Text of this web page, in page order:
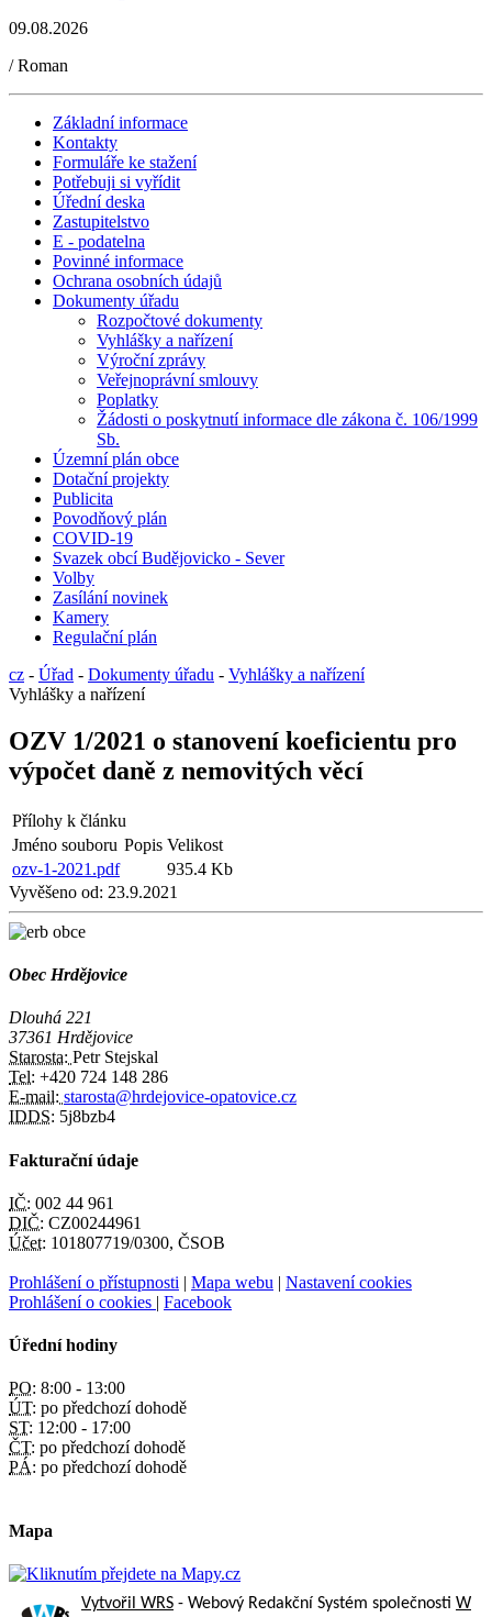
09.08.2026
/Roman
Základní informace
Kontakty
Formuláře ke stažení
Potřebuji si vyřídit
Úřední deska
Zastupitelstvo
E - podatelna
Povinné informace
Ochrana osobních údajů
Dokumenty úřadu
Rozpočtové dokumenty
Vyhlášky a nařízení
Výroční zprávy
Veřejnoprávní smlouvy
Poplatky
Žádosti o poskytnutí informace dle zákona č. 106/1999
Sb.
Územní plán obce
Dotační projekty
Publicita
Povodňový plán
COVID-19
Svazek obcí Budějovicko - Sever
Volby
Zasílání novinek
Kamery
Regulační plán
cz - Úřad - Dokumenty úřadu - Vyhlášky a nařízení
Vyhlášky a nařízení
OZV 1/2021 o stanovení koeficientu pro
výpočet daně z nemovitých věcí
Přílohy k článku
Jméno souboru Popis Velikost
ozv-1-2021.pdf
935.4 Kb
Vyvěšeno od: 23.9.2021
Obec Hrdějovice
Dlouhá 221
37361 Hrdějovice
Starosta: Petr Stejskal
Tel: +420 724 148 286
E-mail: starosta@hrdejovice-opatovice.cz
IDDS: 5j8bzb4
Fakturační údaje
IČ: 002 44 961
DIČ: CZ00244961
Účet: 101807719/0300, ČSOB
Prohlášení o přístupnosti | Mapa webu | Nastavení cookies
Prohlášení o cookies | Facebook
Úřední hodiny
PO: 8:00 - 13:00
ÚT: po předchozí dohodě
ST: 12:00 - 17:00
ČT: po předchozí dohodě
PÁ: po předchozí dohodě
Mapa
Vytvořil WRS - Webový Redakční Systém společnosti W